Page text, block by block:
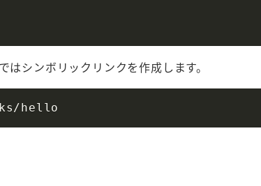
はシンボリックリンクを作成します。